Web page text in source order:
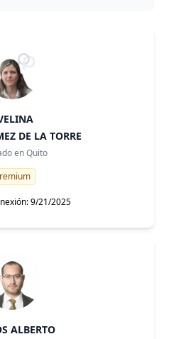
DE LA TORRE
enQuito
9/21/2025
ALBERTO